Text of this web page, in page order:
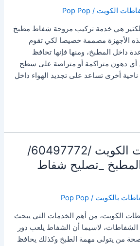
الكويت /
Pop Pop
هي خدمة تركيب مروحة شفاط مطبخ
هذه الأجهزة مصممة خصيصا لكي تقوم
داخل المطبخ، ومنها فإنها تحافظ
أي دهون متراكمة أو متراصة على سطح
أخرى تساعد على تجديد الهواء داخل
تصليح شفاطات الكويت /60497772/
_تصليح شفاط
بالكويت /
Pop Pop
الكويت، من أهم الخدمات التي يبحث
لاسيما أن الشفاط يلعب دور
من يتولى مهمة الطبخ وكذلك يحافظ